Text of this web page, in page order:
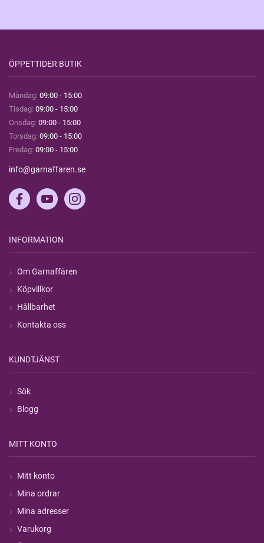
ÖPPETTIDER BUTIK
Måndag: 09:00 - 15:00
Tisdag: 09:00 - 15:00
Onsdag: 09:00 - 15:00
Torsdag: 09:00 - 15:00
Fredag: 09:00 - 15:00
info@garnaffaren.se
INFORMATION
Om Garnaffären
Köpvillkor
Hållbarhet
Kontakta oss
KUNDTJÄNST
Sök
Blogg
MITT KONTO
Mitt konto
Mina ordrar
Mina adresser
Varukorg